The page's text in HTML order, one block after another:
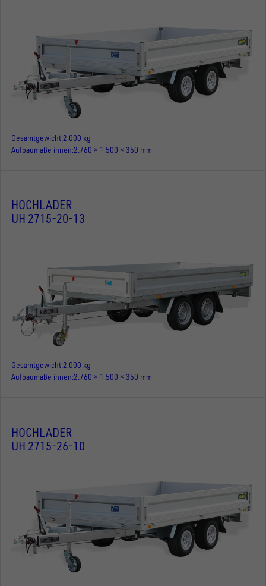
Gesamtgewicht 2.000 kg
Aufbaumaße innen 2.760 × 1.500 × 350 mm
HOCHLADER
UH 2715-20-13
Gesamtgewicht 2.000 kg
Aufbaumaße innen 2.760 × 1.500 × 350 mm
HOCHLADER
UH 2715-26-10